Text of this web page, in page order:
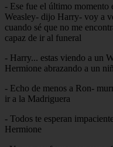
- Ese fue el último momento
Weasley- dijo Harry- voy a
cuando sé que no me
capaz de ir al funeral
- Harry... estas viendo a un
Hermione abrazando a un
- Echo de menos a Ron-
ir a la Madriguera
- Todos te esperan
Hermione